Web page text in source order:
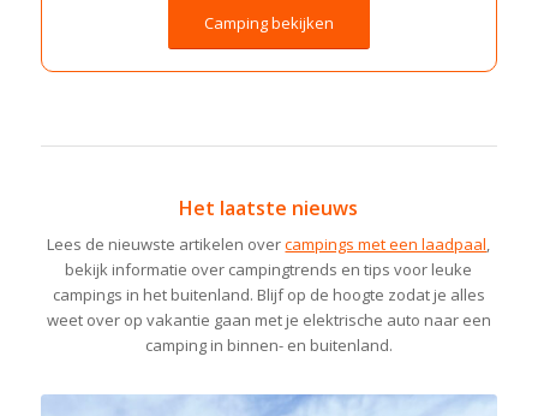
Camping bekijken
Het laatste nieuws
Lees de nieuwste artikelen overcampings met een laadpaal,
bekijk informatie over campingtrends en tips voor leuke
campings in het buitenland. Blijf op de hoogte zodat je alles
weet over op vakantie gaan met je elektrische auto naar een
camping in binnen- en buitenland.